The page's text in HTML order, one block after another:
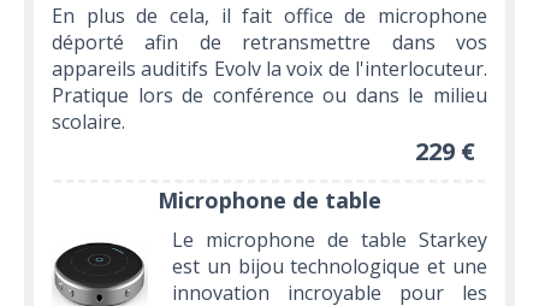
En plus de cela, il fait office de microphone
déporté afin de retransmettre dans vos
appareils auditifs Evolv la voix de l'interlocuteur.
Pratique lors de conférence ou dans le milieu
scolaire.
229 €
Microphone de table
Le microphone de table Starkey
est un bijou technologique et une
innovation incroyable pour les